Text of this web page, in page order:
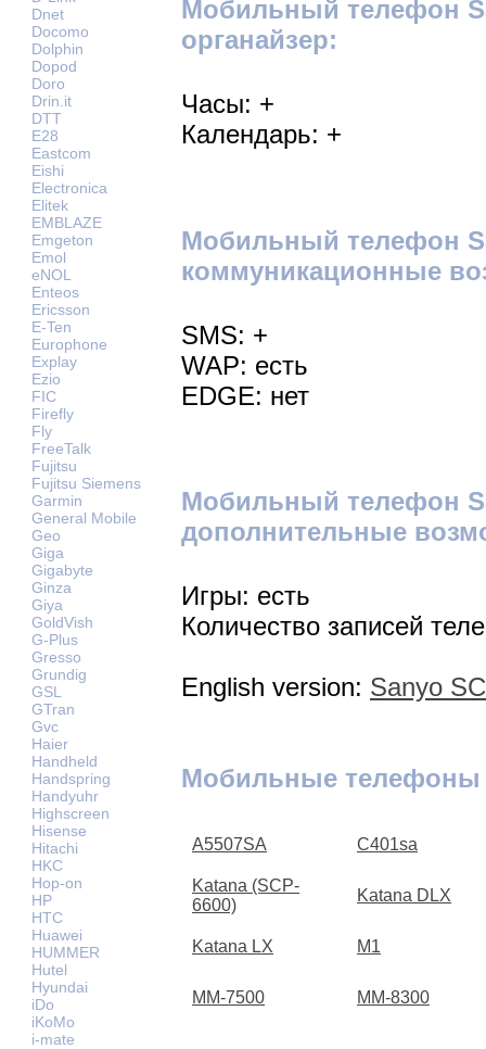
Dnet
Docomo
Dolphin
Dopod
Doro
Drin.it
DTT
E28
Eastcom
Eishi
Electronica
Elitek
EMBLAZE
Emgeton
Emol
eNOL
Enteos
Ericsson
E-Ten
Europhone
Explay
Ezio
FIC
Firefly
Fly
FreeTalk
Fujitsu
Fujitsu Siemens
Garmin
General Mobile
Geo
Giga
Gigabyte
Ginza
Giya
GoldVish
G-Plus
Gresso
Grundig
GSL
GTran
Gvc
Haier
Handheld
Handspring
Handyuhr
Highscreen
Hisense
Hitachi
HKC
Hop-on
HP
HTC
Huawei
HUMMER
Hutel
Hyundai
iDo
iKoMo
i-mate
Мобильный телефон
органайзер:
Часы: +
Календарь: +
Мобильный телефон
коммуникационные
SMS: +
WAP: есть
EDGE: нет
Мобильный телефон
дополнительные
Игры: есть
Количество записей
English version: Sanyo
Мобильные телефоны
A5507SA C401sa
Katana (SCP-
6600)
Katana DLX
Katana LX M1
MM-7500 MM-8300